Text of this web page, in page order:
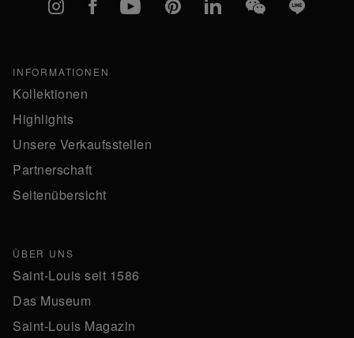
INFORMATIONEN
Kollektionen
Highlights
Unsere Verkaufsstellen
Partnerschaft
Seitenübersicht
ÜBER UNS
Saint-Louis seit 1586
Das Museum
Saint-Louis Magazin